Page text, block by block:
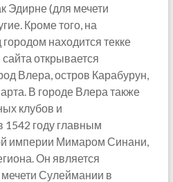
Эдирне (для мечети
Кроме того, на
находится текке
открывается
Влера, остров Карабурун,
В городе Влера также
клубов и
1542 году главным
империи Мимаром Синани,
Он является
Сулеймании в